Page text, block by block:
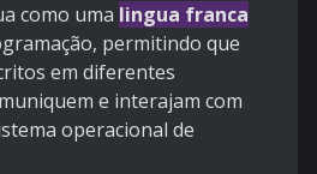
como uma lingua franca
permitindo que
em diferentes
e interajam com
operacional de